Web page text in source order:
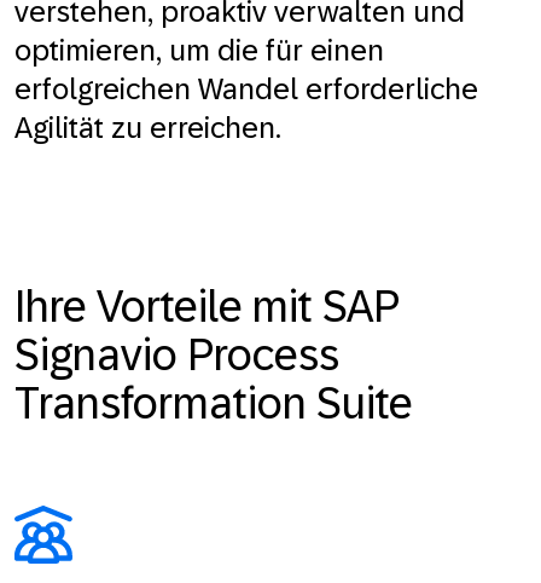
verstehen, proaktiv verwalten und
optimieren, um die für einen
erfolgreichen Wandel erforderliche
Agilität zu erreichen.
Ihre Vorteile mit SAP
Signavio Process
Transformation Suite